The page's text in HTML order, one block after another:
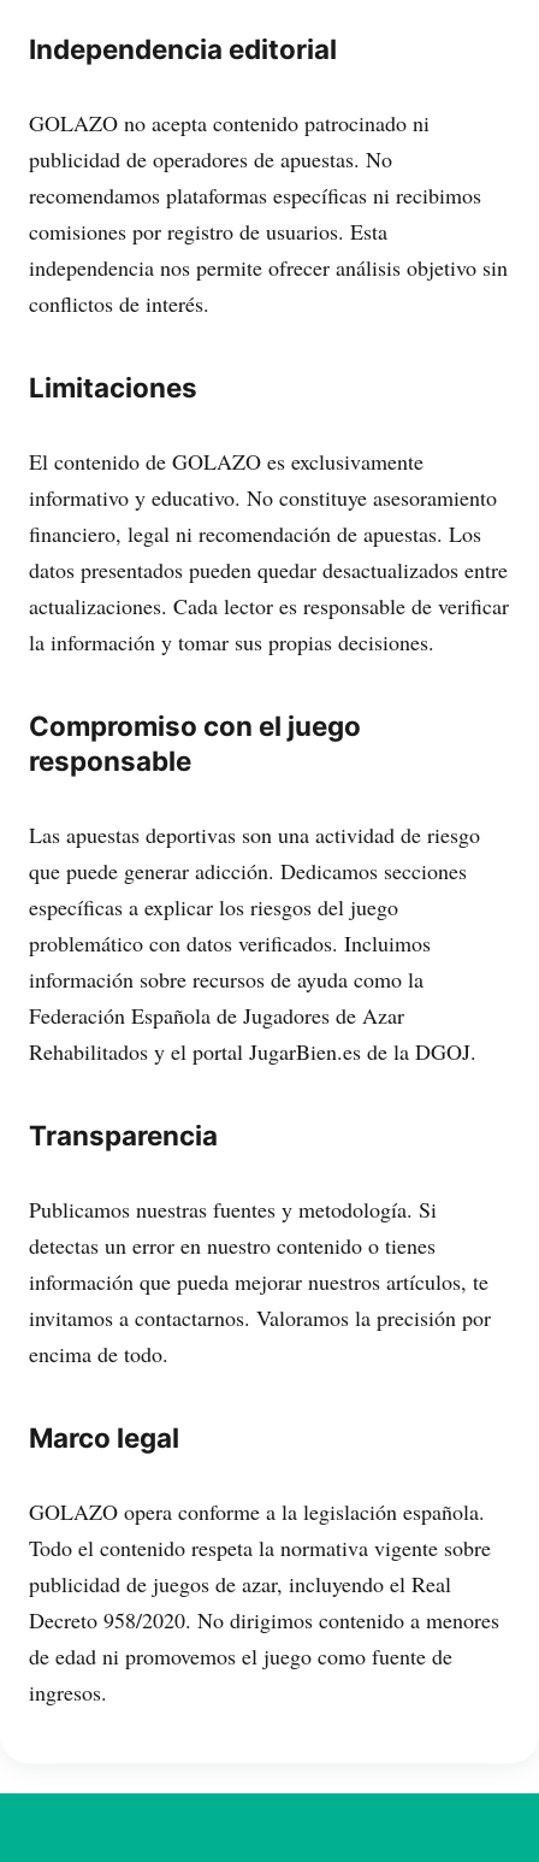
Independencia editorial
GOLAZO no acepta contenido patrocinado ni
publicidad de operadores de apuestas. No
recomendamos plataformas específicas ni recibimos
comisiones por registro de usuarios. Esta
independencia nos permite ofrecer análisis objetivo sin
conflictos de interés.
Limitaciones
El contenido de GOLAZO es exclusivamente
informativo y educativo. No constituye asesoramiento
financiero, legal ni recomendación de apuestas. Los
datos presentados pueden quedar desactualizados entre
actualizaciones. Cada lector es responsable de verificar
la información y tomar sus propias decisiones.
Compromiso con el juego
responsable
Las apuestas deportivas son una actividad de riesgo
que puede generar adicción. Dedicamos secciones
específicas a explicar los riesgos del juego
problemático con datos verificados. Incluimos
información sobre recursos de ayuda como la
Federación Española de Jugadores de Azar
Rehabilitados y el portal JugarBien.es de la DGOJ.
Transparencia
Publicamos nuestras fuentes y metodología. Si
detectas un error en nuestro contenido o tienes
información que pueda mejorar nuestros artículos, te
invitamos a contactarnos. Valoramos la precisión por
encima de todo.
Marco legal
GOLAZO opera conforme a la legislación española.
Todo el contenido respeta la normativa vigente sobre
publicidad de juegos de azar, incluyendo el Real
Decreto 958/2020. No dirigimos contenido a menores
de edad ni promovemos el juego como fuente de
ingresos.